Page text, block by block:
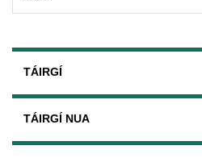
TÁIRGÍ
TÁIRGÍ NUA